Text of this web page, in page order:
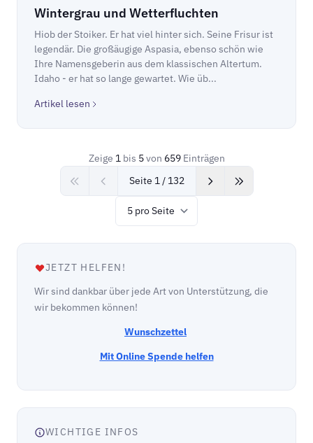
Wintergrau und Wetterfluchten
Hiob der Stoiker. Er hat viel hinter sich. Seine Frisur ist
legendär. Die großäugige Aspasia, ebenso schön wie
Ihre Namensgeberin aus dem klassischen Altertum.
Idaho - er hat so lange gewartet. Wie üb...
Artikel lesen
Zeige 1bis 5von 659Einträgen
Seite 1 / 132
Items per page
JETZT HELFEN!
Wir sind dankbar über jede Art von Unterstützung, die
wir bekommen können!
Wunschzettel
Mit Online Spende helfen
WICHTIGE INFOS